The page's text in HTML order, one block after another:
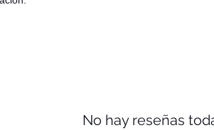
No hay reseñas